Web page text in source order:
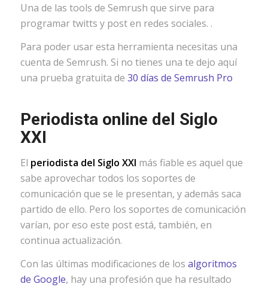
Una de las tools de Semrush que sirve para
programar twitts y post en redes sociales. .
Para poder usar esta herramienta necesitas una
cuenta de Semrush. Si no tienes una te dejo aquí
una prueba gratuita de 30 días de Semrush Pro
Periodista online del Siglo
XXI
El periodista del Siglo XXI más fiable es aquel que
sabe aprovechar todos los soportes de
comunicación que se le presentan, y además saca
partido de ello. Pero los soportes de comunicación
varían, por eso este post está, también, en
continua actualización.
Con las últimas modificaciones de los algoritmos
de Google, hay una profesión que ha resultado